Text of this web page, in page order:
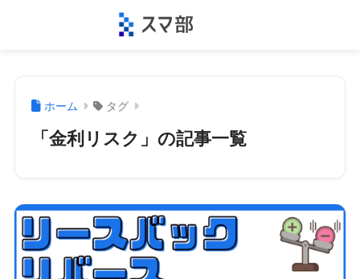
ホーム タグ
「金利リスク」の記事一覧